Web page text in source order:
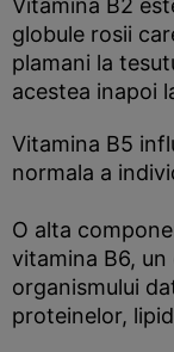
Vitamina B2
globule rosii
plamani la
acestea inapoi
Vitamina B5
normala a
O alta
vitamina B6,
organismului
proteinelor,